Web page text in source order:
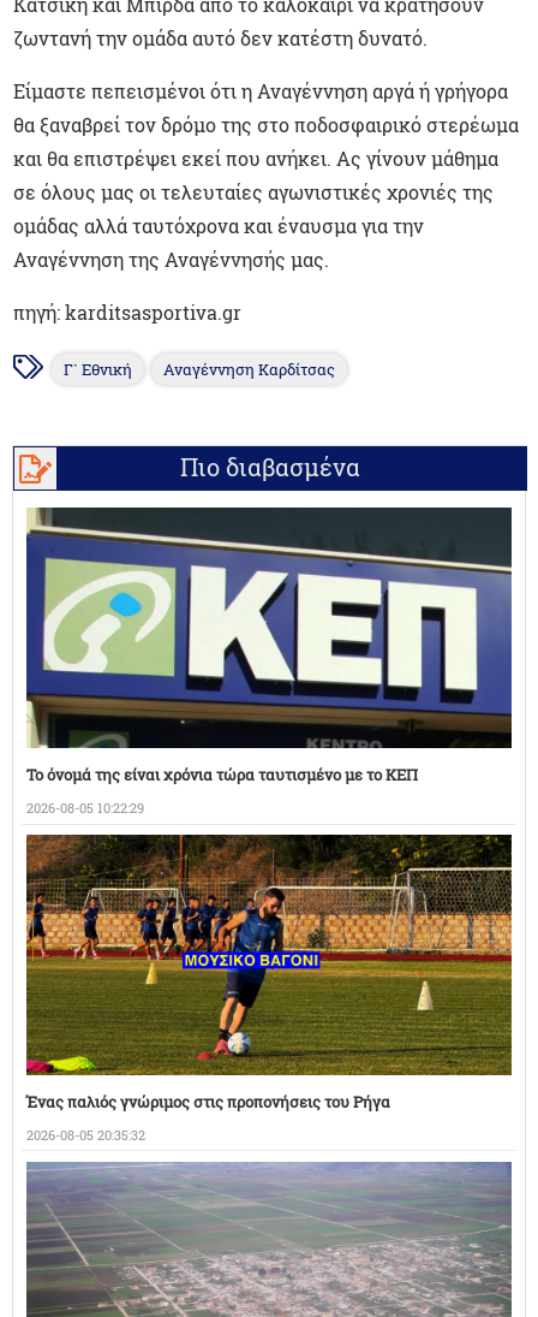
ζωντανή την ομάδα αυτό δεν κατέστη δυνατό.
Είμαστε πεπεισμένοι ότι η Αναγέννηση αργά ή γρήγορα
θα ξαναβρεί τον δρόμο της στο ποδοσφαιρικό στερέωμα
και θα επιστρέψει εκεί που ανήκει. Ας γίνουν μάθημα
σε όλους μας οι τελευταίες αγωνιστικές χρονιές της
ομάδας αλλά ταυτόχρονα και έναυσμα για την
Αναγέννηση της Αναγέννησής μας.
πηγή: karditsasportiva.gr
Γ` Εθνική Αναγέννηση Καρδίτσας
Πιο διαβασμένα
Το όνομά της είναι χρόνια τώρα ταυτισμένο με το ΚΕΠ
2026-08-05 10:22:29
Ένας παλιός γνώριμος στις προπονήσεις του Ρήγα
2026-08-05 20:35:32